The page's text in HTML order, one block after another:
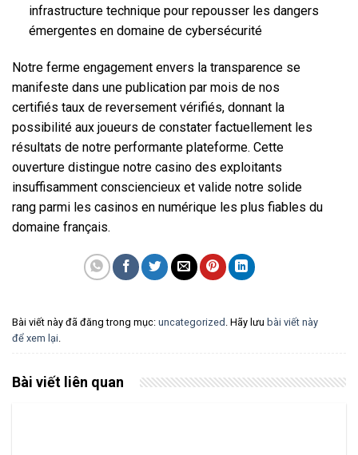
infrastructure technique pour repousser les dangers
émergentes en domaine de cybersécurité
Notre ferme engagement envers la transparence se
manifeste dans une publication par mois de nos
certifiés taux de reversement vérifiés, donnant la
possibilité aux joueurs de constater factuellement les
résultats de notre performante plateforme. Cette
ouverture distingue notre casino des exploitants
insuffisamment consciencieux et valide notre solide
rang parmi les casinos en numérique les plus fiables du
domaine français.
Bài viết này đã đăng trong mục: uncategorized . Hãy lưu bài viết này
để xem lại.
Bài viết liên quan